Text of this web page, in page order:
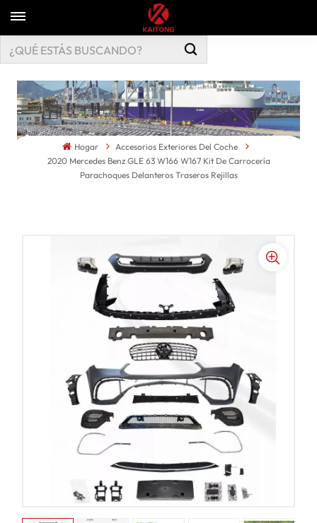
Hogar
Accesorios Exteriores Del Coche
2020 Mercedes Benz GLE 63 W166 W167 Kit De Carrocería
Parachoques Delanteros Traseros Rejillas